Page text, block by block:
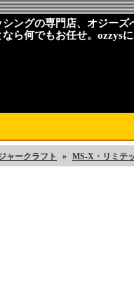
ングの専門店、オジーズ
ら何でもお任せ。ozzys
ャークラフト » MS-X・リミテ